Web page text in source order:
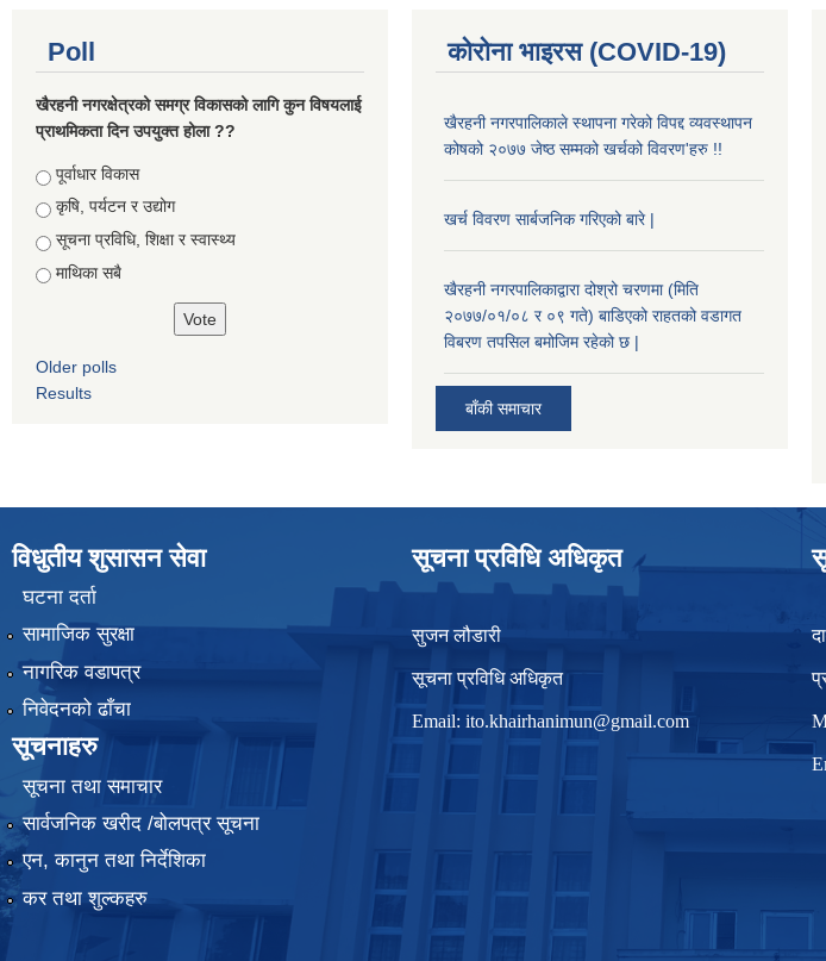
Poll
खैरहनी नगरक्षेत्रको समग्र विकासको लागि कुन विषयलाई
प्राथमिकता दिन उपयुक्त होला ??
Choices
पूर्वाधार विकास
कृषि, पर्यटन र उद्योग
सूचना प्रविधि, शिक्षा र स्वास्थ्य
माथिका सबै
Older polls
Results
कोरोना भाइरस (COVID-19)
खैरहनी नगरपालिकाले स्थापना गरेको विपद्द व्यवस्थापन
कोषको २०७७ जेष्ठ सम्मको खर्चको विवरण'हरु !!
खर्च विवरण सार्बजनिक गरिएको बारे |
खैरहनी नगरपालिकाद्वारा दोश्रो चरणमा (मिति
२०७७/०१/०८ र ०९ गते) बाडिएको राहतको वडागत
विबरण तपसिल बमोजिम रहेको छ |
बाँकी समाचार
विधुतीय शुसासन सेवा
घटना दर्ता
सामाजिक सुरक्षा
नागरिक वडापत्र
निवेदनको ढाँचा
सूचनाहरु
सूचना तथा समाचार
सार्वजनिक खरीद /बोलपत्र सूचना
एन, कानुन तथा निर्देशिका
कर तथा शुल्कहरु
सूचना प्रविधि अधिकृत
सुजन लौडारी
सूचना प्रविधि अधिकृत
Email: ito.khairhanimun@gmail.com